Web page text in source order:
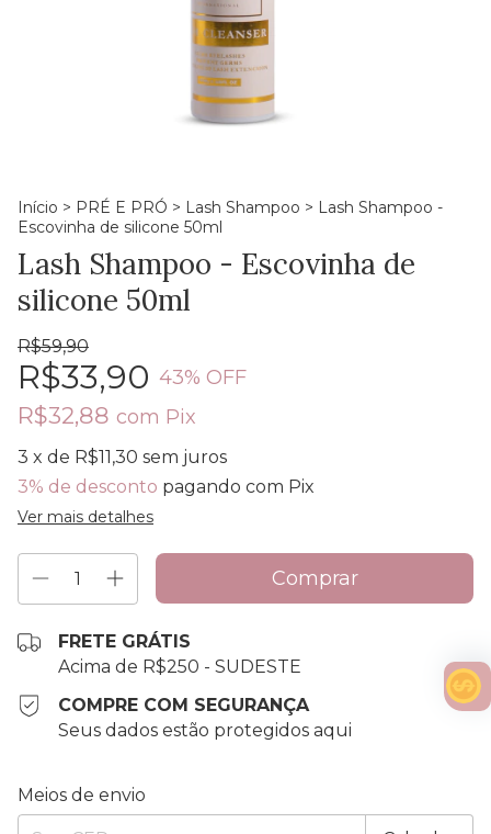
Início > PRÉ E PRÓ > Lash Shampoo > Lash Shampoo -
Escovinha de silicone 50ml
Lash Shampoo - Escovinha de
silicone 50ml
R$59,90
R$33,90 43% OFF
R$32,88 com Pix
3 x de R$11,30 sem juros
3% de desconto pagando com Pix
Ver mais detalhes
FRETE GRÁTIS
Acima de R$250 - SUDESTE
COMPRE COM SEGURANÇA
Seus dados estão protegidos aqui
Entregas para o CEP:
Meios de envio